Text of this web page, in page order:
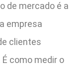
de mercado é a
empresa
clientes
como medir o